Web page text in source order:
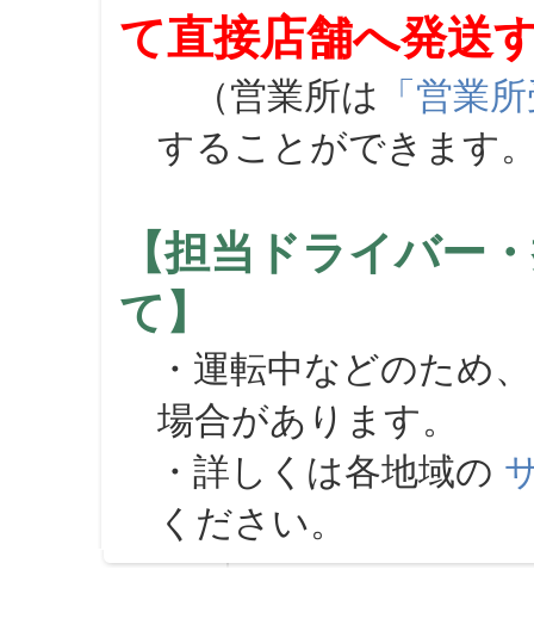
て直接店舗へ発送
（営業所は 「営業
することができます
【担当ドライバー
て】
・運転中などのため
場合があります。
・詳しくは各地域の
ください。